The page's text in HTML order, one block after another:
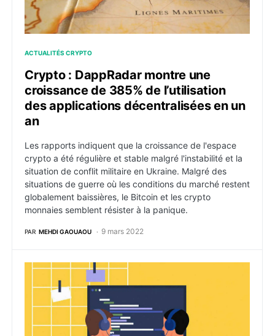
ACTUALITÉS CRYPTO
Crypto : DappRadar montre une
croissance de 385% de l’utilisation
des applications décentralisées en un
an
Les rapports indiquent que la croissance de l'espace
crypto a été régulière et stable malgré l'instabilité et la
situation de conflit militaire en Ukraine. Malgré des
situations de guerre où les conditions du marché restent
globalement baissières, le Bitcoin et les crypto
monnaies semblent résister à la panique.
PAR MEHDI GAOUAOU 9 mars 2022
Crypto : Le FBI lance une unité de coordination